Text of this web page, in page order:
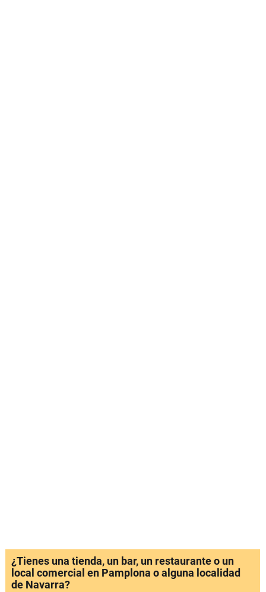
¿Tienes una tienda, un bar, un restaurante o un
local comercial en Pamplona o alguna localidad
de Navarra?